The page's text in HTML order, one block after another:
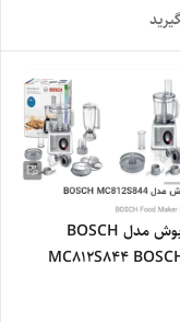
غذاساز بوش مدل BOSCH
MC812S844